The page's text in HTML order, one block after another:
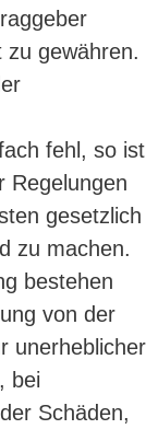
zu gewähren.
fehl, so ist
Regelungen
gesetzlich
zu machen.
bestehen
von der
unerheblicher
bei
Schäden,